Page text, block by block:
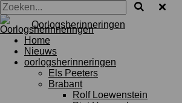
Oorlogsherinneringen
Home
Nieuws
oorlogsherinneringen
Els Peeters
Brabant
Rolf Loewenstein